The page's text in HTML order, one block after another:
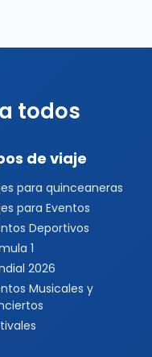
todos
de viaje
para quinceaneras
para Eventos
Deportivos
1
2026
Musicales y